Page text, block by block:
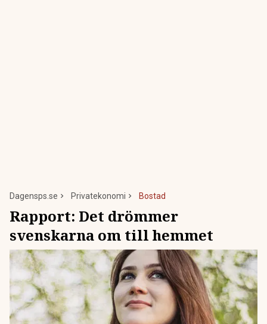
Dagensps.se Privatekonomi Bostad
Rapport: Det drömmer
svenskarna om till hemmet